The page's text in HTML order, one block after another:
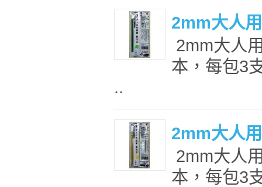
2mm大人
2mm大人
本，每包3
..
2mm大人
2mm大人
本，每包3